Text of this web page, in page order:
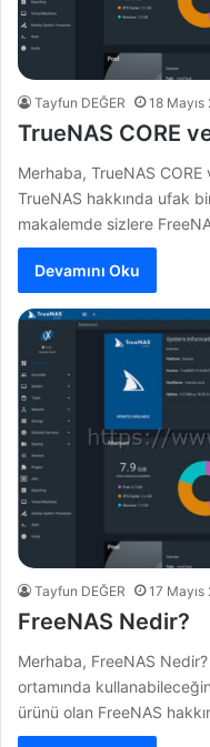
Tayfun DEĞER 18 Mayıs
TrueNAS CORE
Merhaba, TrueNAS
TrueNAS hakkında ufak
makalemde sizlere
Devamını Oku
Tayfun DEĞER 17 Mayıs
FreeNAS Nedir?
Merhaba, FreeNAS
ortamında
ürünü olan FreeNAS